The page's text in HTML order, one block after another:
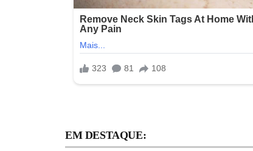
EM DESTAQUE: